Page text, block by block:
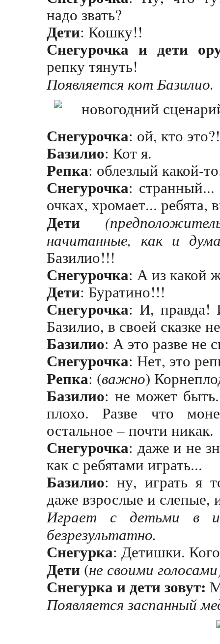
надо звать?
Дети: Кошку!!
Снегурочка и дети
репку тянуть!
Появляется кот Базилио.
Снегурочка: ой, кто
Базилио: Кот я.
Репка: облезлый какой-
Снегурочка:
очках, хромает... ребята,
Дети
начитанные, как и
Базилио!!!
Снегурочка: А из какой
Дети: Буратино!!!
Снегурочка: И,
Базилио, в своей сказке
Базилио: А это разве не
Снегурочка: Нет, это
Репка: (важно)
Базилио: не может
плохо. Разве что
остальное – почти никак.
Снегурочка: даже и не
как с ребятами играть...
Базилио: ну, играть я
даже взрослые и слепые,
Играет с детьми в
безрезультатно.
Снегурка: Детишки. Кого
Дети (не своими
Снегурка и дети зовут:
Появляется заспанный